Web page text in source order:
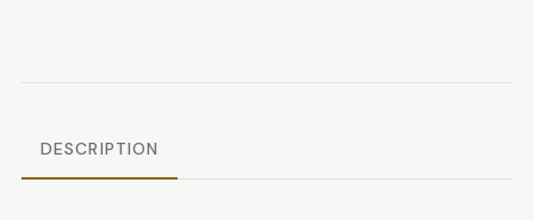
DESCRIPTION